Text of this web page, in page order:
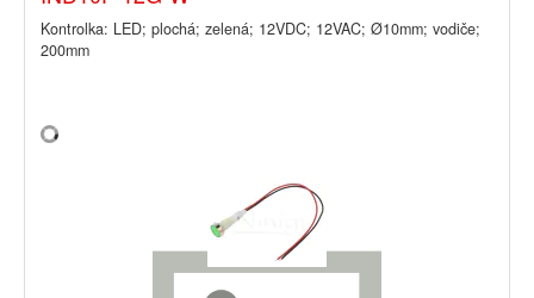
Kontrolka: LED; plochá; zelená; 12VDC; 12VAC; Ø10mm; vodiče;
200mm